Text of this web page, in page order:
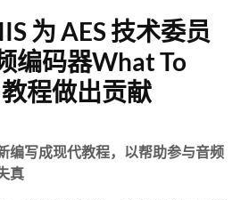
为 AES 技术委员
编码器What To
程做出贡献
编写成现代教程，以帮助参与音频
真